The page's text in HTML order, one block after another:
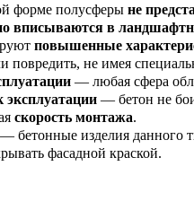
форме полусферы не
вписываются в
повышенные
повредить, не имея
— любая сфера
эксплуатации — бетон не
скорость монтажа.
— бетонные изделия данного
фасадной краской.